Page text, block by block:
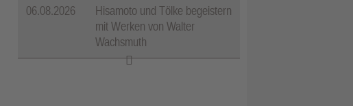
06.08.2026
Hisamoto und Tölke begeistern
mit Werken von Walter
Wachsmuth